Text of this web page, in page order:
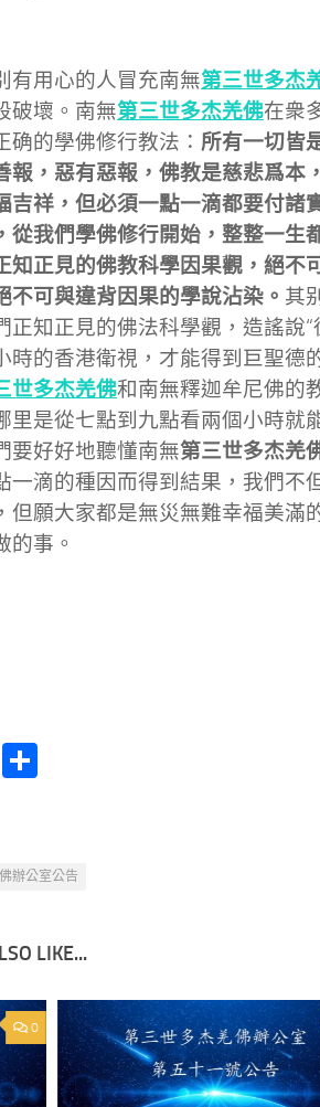
有用心的人冒充南無第三世多杰
破壞。南無第三世多杰羌佛在衆
确的學佛修行教法： 所有一切皆
報，惡有惡報，佛教是慈悲爲本
吉祥，但必須一點一滴都要付諸
從我們學佛修行開始，整整一生
知正見的佛教科學因果觀，絕不
不可與違背因果的學說沾染。 其
正知正見的佛法科學觀，造謠說
時的香港衛視，才能得到巨聖德
世多杰羌佛和南無釋迦牟尼佛的
里是從七點到九點看兩個小時就
要好好地聽懂南無第三世多杰羌
一滴的種因而得到結果，我們不
但願大家都是無災無難幸福美滿
的事。
Email
辦公室公告
LIKE...
0